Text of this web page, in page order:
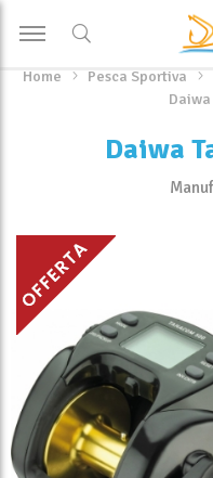
Home Pesca Sportiva
Daiwa